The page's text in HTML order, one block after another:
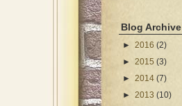
Blog Archive
► 2016 (2)
► 2015 (3)
► 2014 (7)
► 2013 (10)